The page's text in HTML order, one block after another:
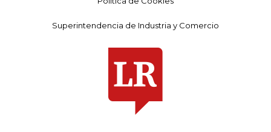
Superintendencia de Industria y Comercio